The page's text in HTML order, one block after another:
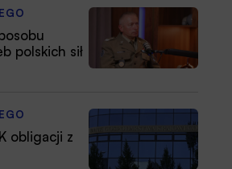
polskich sił
obligacji z